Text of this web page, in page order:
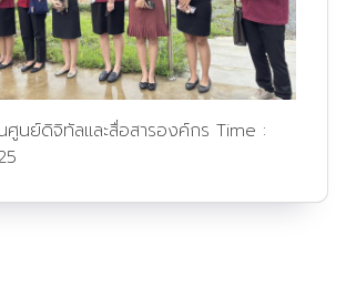
ศูนย์ดิจิทัลและสื่อสารองค์กร Time :